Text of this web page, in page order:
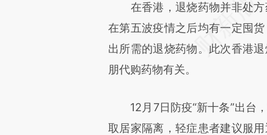
在香港，退烧药物并非处方
在第五波疫情之后均有一定囤
出所需的退烧药物。此次香港
朋代购药物有关。
12月7日防疫“新十条”出台，
取居家隔离，轻症患者建议服